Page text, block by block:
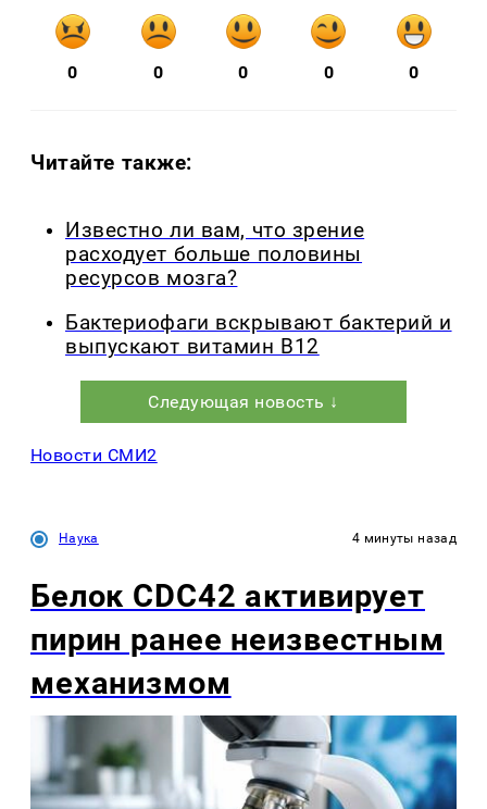
0 0 0 0 0
Читайте также:
Известно ли вам, что зрение
расходует больше половины
ресурсов мозга?
Бактериофаги вскрывают бактерий и
выпускают витамин B12
Следующая новость ↓
Новости СМИ2
Наука 4 минуты назад
Белок CDC42 активирует
пирин ранее неизвестным
механизмом